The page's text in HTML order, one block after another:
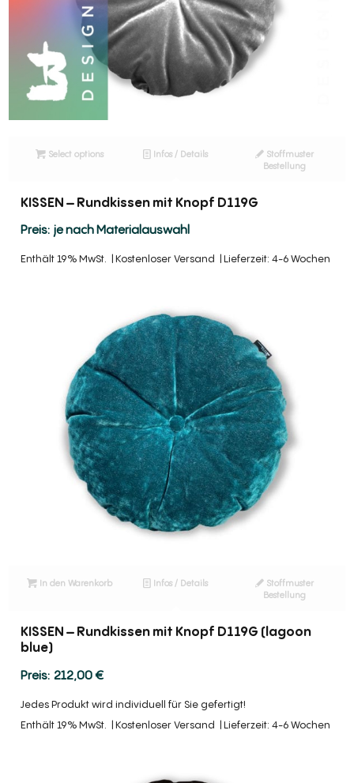
Select options Infos / Details
Stoffmuster
Bestellung
KISSEN – Rundkissen mit Knopf D119G
je nach Materialauswahl
Enthält 19% MwSt. Kostenloser Versand Lieferzeit: 4-6 Wochen
In den Warenkorb Infos / Details
Stoffmuster
Bestellung
KISSEN – Rundkissen mit Knopf D119G (lagoon
blue)
212,00€
Jedes Produkt wird individuell für Sie gefertigt!
Enthält 19% MwSt.
Kostenloser Versand Lieferzeit: 4-6 Wochen